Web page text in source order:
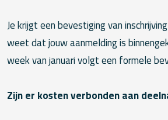
Je krijgt een bevestiging van
weet dat jouw aanmelding is
week van januari volgt een formele
Zijn er kosten verbonden aan